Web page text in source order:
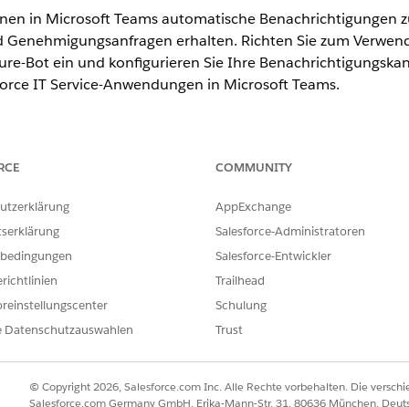
in Microsoft Teams automatische Benachrichtigungen
erhalten. Richten Sie zum
Bot ein und konfigurieren Sie Ihre
IT Service-Anwendungen in Microsoft Teams.
ERFORDERLICHE BENUTZERBERECHTIGUNGEN
Bot ein.
"Azurblau" an.
SeiteErstellenaus.
"Azure-Bot erstellen" die folgenden Details:
Feld einen eindeutigen Namen für Ihren Bot ein,
Datenschutzauswahlen
COMMUNITY
AppExchange
Salesforce-Administratoren
Salesforce-Entwickler
Trailhead
Schulung
Trust
© Copyright 2026, Salesforce.com Inc. Alle Rechte vorbehalten. Die
Salesforce.com Germany GmbH, Erika-Mann-Str. 31, 80636 München,